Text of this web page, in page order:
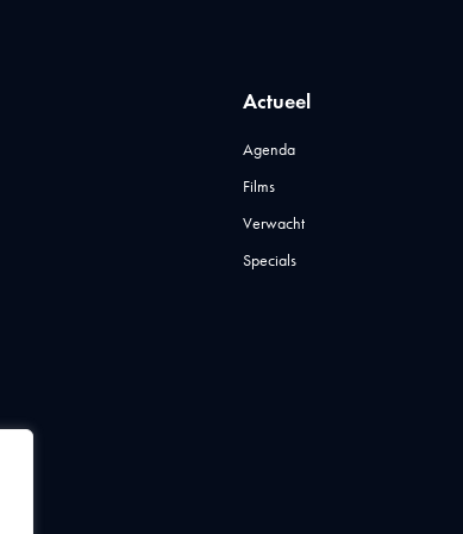
Actueel
Agenda
Films
Verwacht
Specials